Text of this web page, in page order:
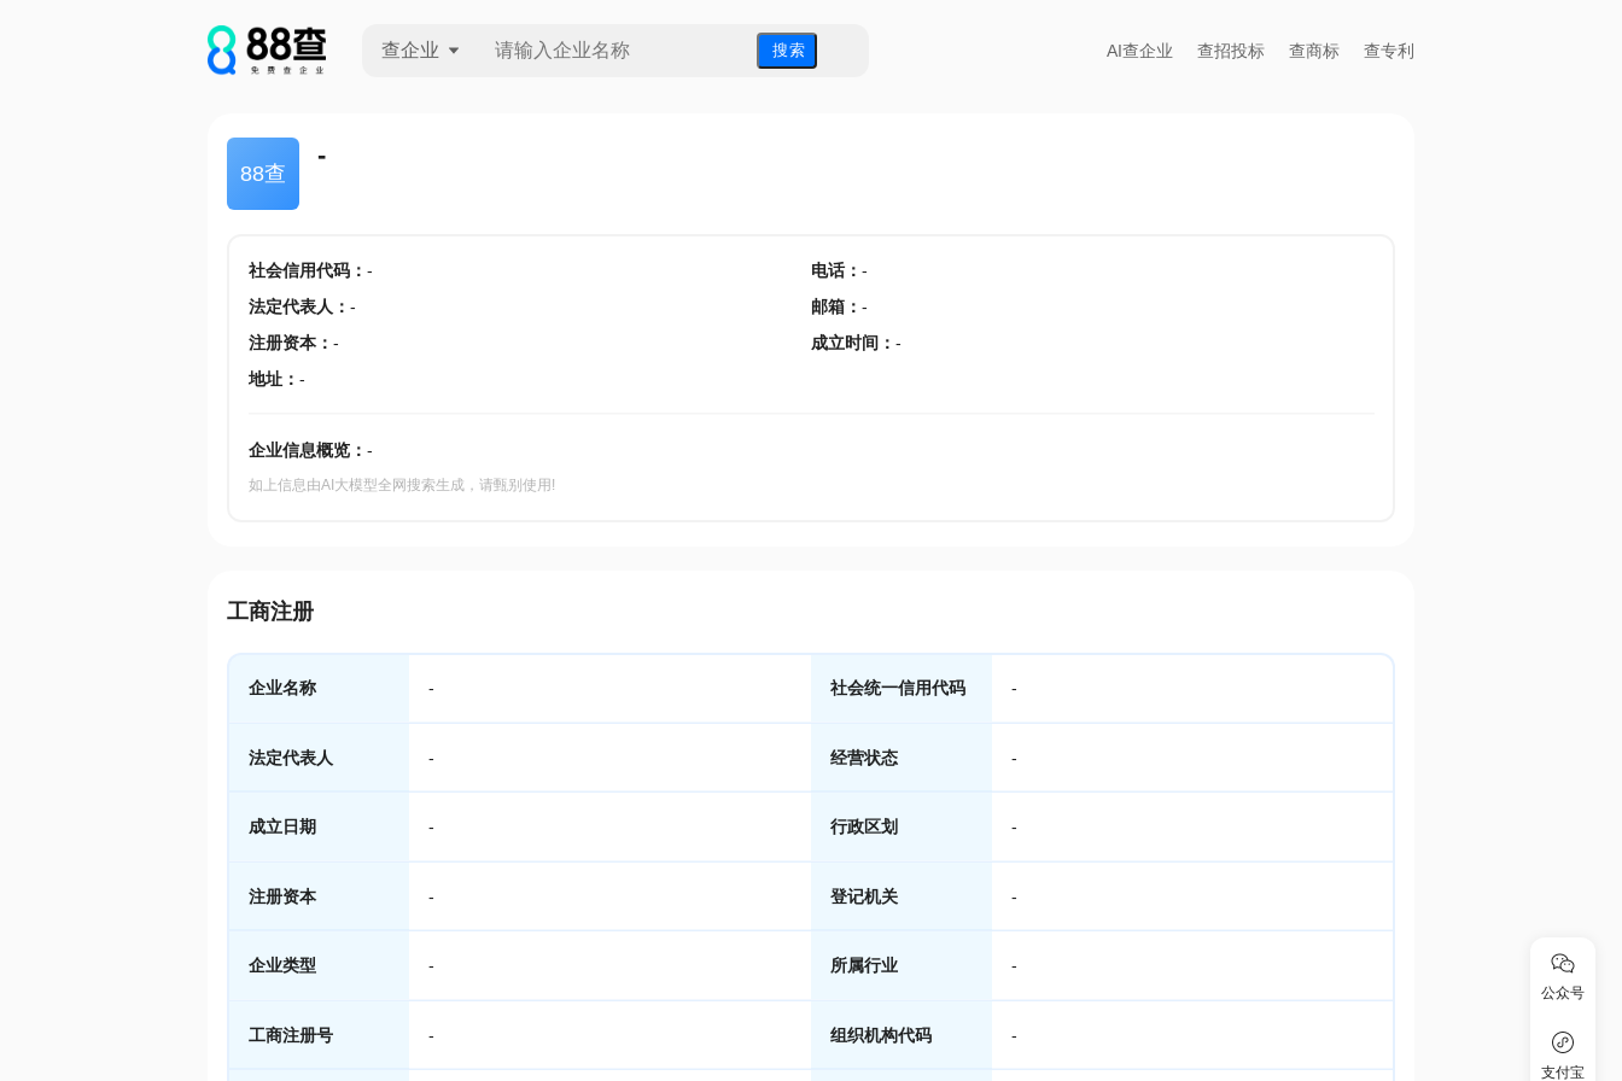
查企业 搜 索 AI查企业 查招投标 查商标 查专利
88查
-
社会信用代码： - 电话： -
法定代表人 ： - 邮箱 ： -
注册资本： - 成立时间 ： -
地址： -
企业信息概览： -
如上信息由AI大模型全网搜索生成，请甄别使用!
工商注册
企业名称 - 社会统一信用代码 -
法定代表人 - 经营状态 -
成立日期 - 行政区划 -
注册资本 - 登记机关 -
企业类型 - 所属行业 -
工商注册号 - 组织机构代码 -
公众号
支付宝